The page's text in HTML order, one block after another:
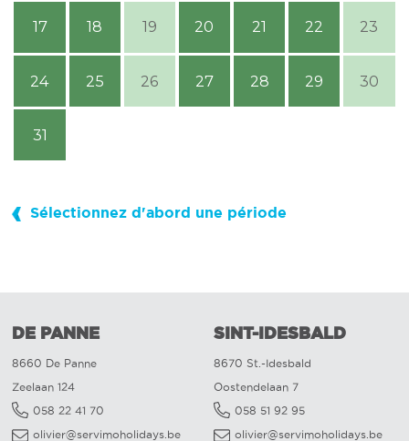
17 18 19 20 21 22 23
24 25 26 27 28 29 30
31
Sélectionnez d'abord une période
DE PANNE
8660 De Panne
Zeelaan 124
058 22 41 70
olivier@servimoholidays.be
SINT-IDESBALD
8670 St.-Idesbald
Oostendelaan 7
058 51 92 95
olivier@servimoholidays.be